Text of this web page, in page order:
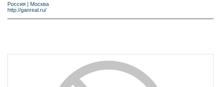
Россия | Москва
http://ganreal.ru/